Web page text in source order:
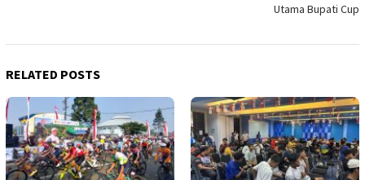
Utama Bupati Cup
RELATED POSTS